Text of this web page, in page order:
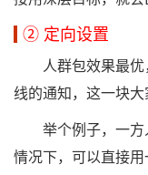
② 定向设置
人群包效果最优
线的通知，这一块大
举个例子，一方
情况下，可以直接